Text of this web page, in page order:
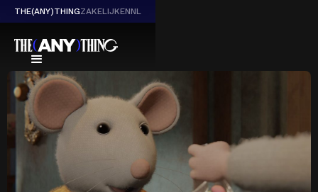
THE(ANY)THINGZAKELIJKENNL